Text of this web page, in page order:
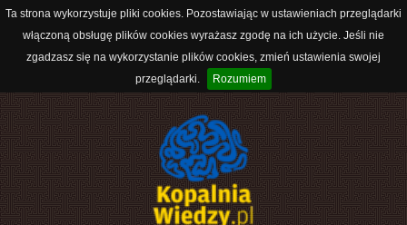
Ta strona wykorzystuje pliki cookies. Pozostawiając w ustawieniach przeglądarki
włączoną obsługę plików cookies wyrażasz zgodę na ich użycie. Jeśli nie
zgadzasz się na wykorzystanie plików cookies, zmień ustawienia swojej
przeglądarki.
Rozumiem